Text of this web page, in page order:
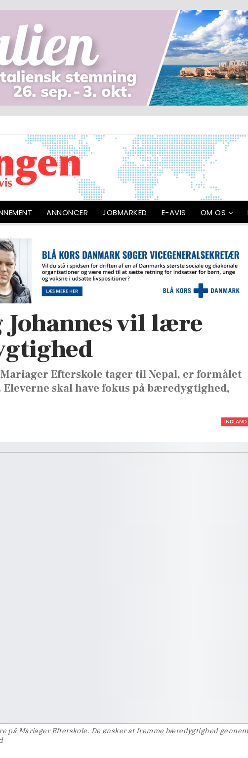
ANNONCER JOBMARKED E-AVIS OM OS
Johannes vil lære
Efterskole tager til Nepal, er formålet
skal have fokus på bæredygtighed,
INDLAND
på Mariager Efterskole. De ønsker at fremme bæredygtighed gennem